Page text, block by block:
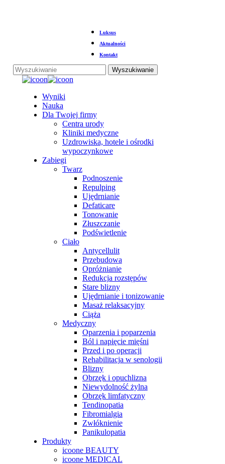
Luksus
Aktualności
Kontakt
Wyszukiwanie
Zamknij
Menu
Wyniki
Nauka
Dla Twojej firmy
Centra urody
Kliniki medyczne
Uzdrowiska, hotele i ośrodki
wypoczynkowe
Zabiegi
Twarz
Podnoszenie
Repulping
Ujędrnianie
Defaticare
Tonowanie
Złuszczanie
Podświetlenie
Ciało
Antycellulit
Przebudowa
Opróżnianie
Redukcja rozstępów
Stare blizny
Ujędrnianie i tonizowanie
Masaż relaksacyjny
Ciąża
Medyczny
Oparzenia i poparzenia
Ból i napięcie mięśni
Przed i po operacji
Rehabilitacja w senologii
Blizny
Obrzęk i opuchlizna
Niewydolność żylna
Obrzęk limfatyczny
Tendinopatia
Fibromialgia
Zwłóknienie
Panikulopatia
Produkty
icoone BEAUTY
icoone MEDICAL